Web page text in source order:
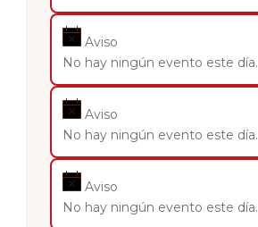
Aviso
No hay ningún evento este día.
Aviso
No hay ningún evento este día.
Aviso
No hay ningún evento este día.